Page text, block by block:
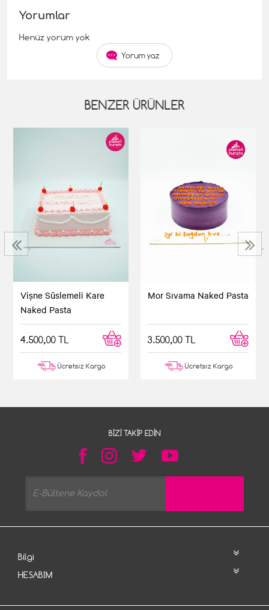
Yorumlar
Henüz yorum yok
Yorum yaz
BENZER ÜRÜNLER
Vişne Süslemeli Kare
Naked Pasta
4.500,00 TL
Ücretsiz Kargo
Mor Sıvama Naked Pasta
3.500,00 TL
Ücretsiz Kargo
‹ ›
BIZI TAKIP EDIN
Bilgi
HESABIM